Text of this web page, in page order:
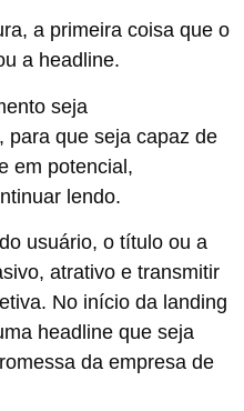
a primeira coisa que o
a headline.
seja
para que seja capaz de
em potencial,
lendo.
usuário, o título ou a
atrativo e transmitir
No início da landing
headline que seja
da empresa de